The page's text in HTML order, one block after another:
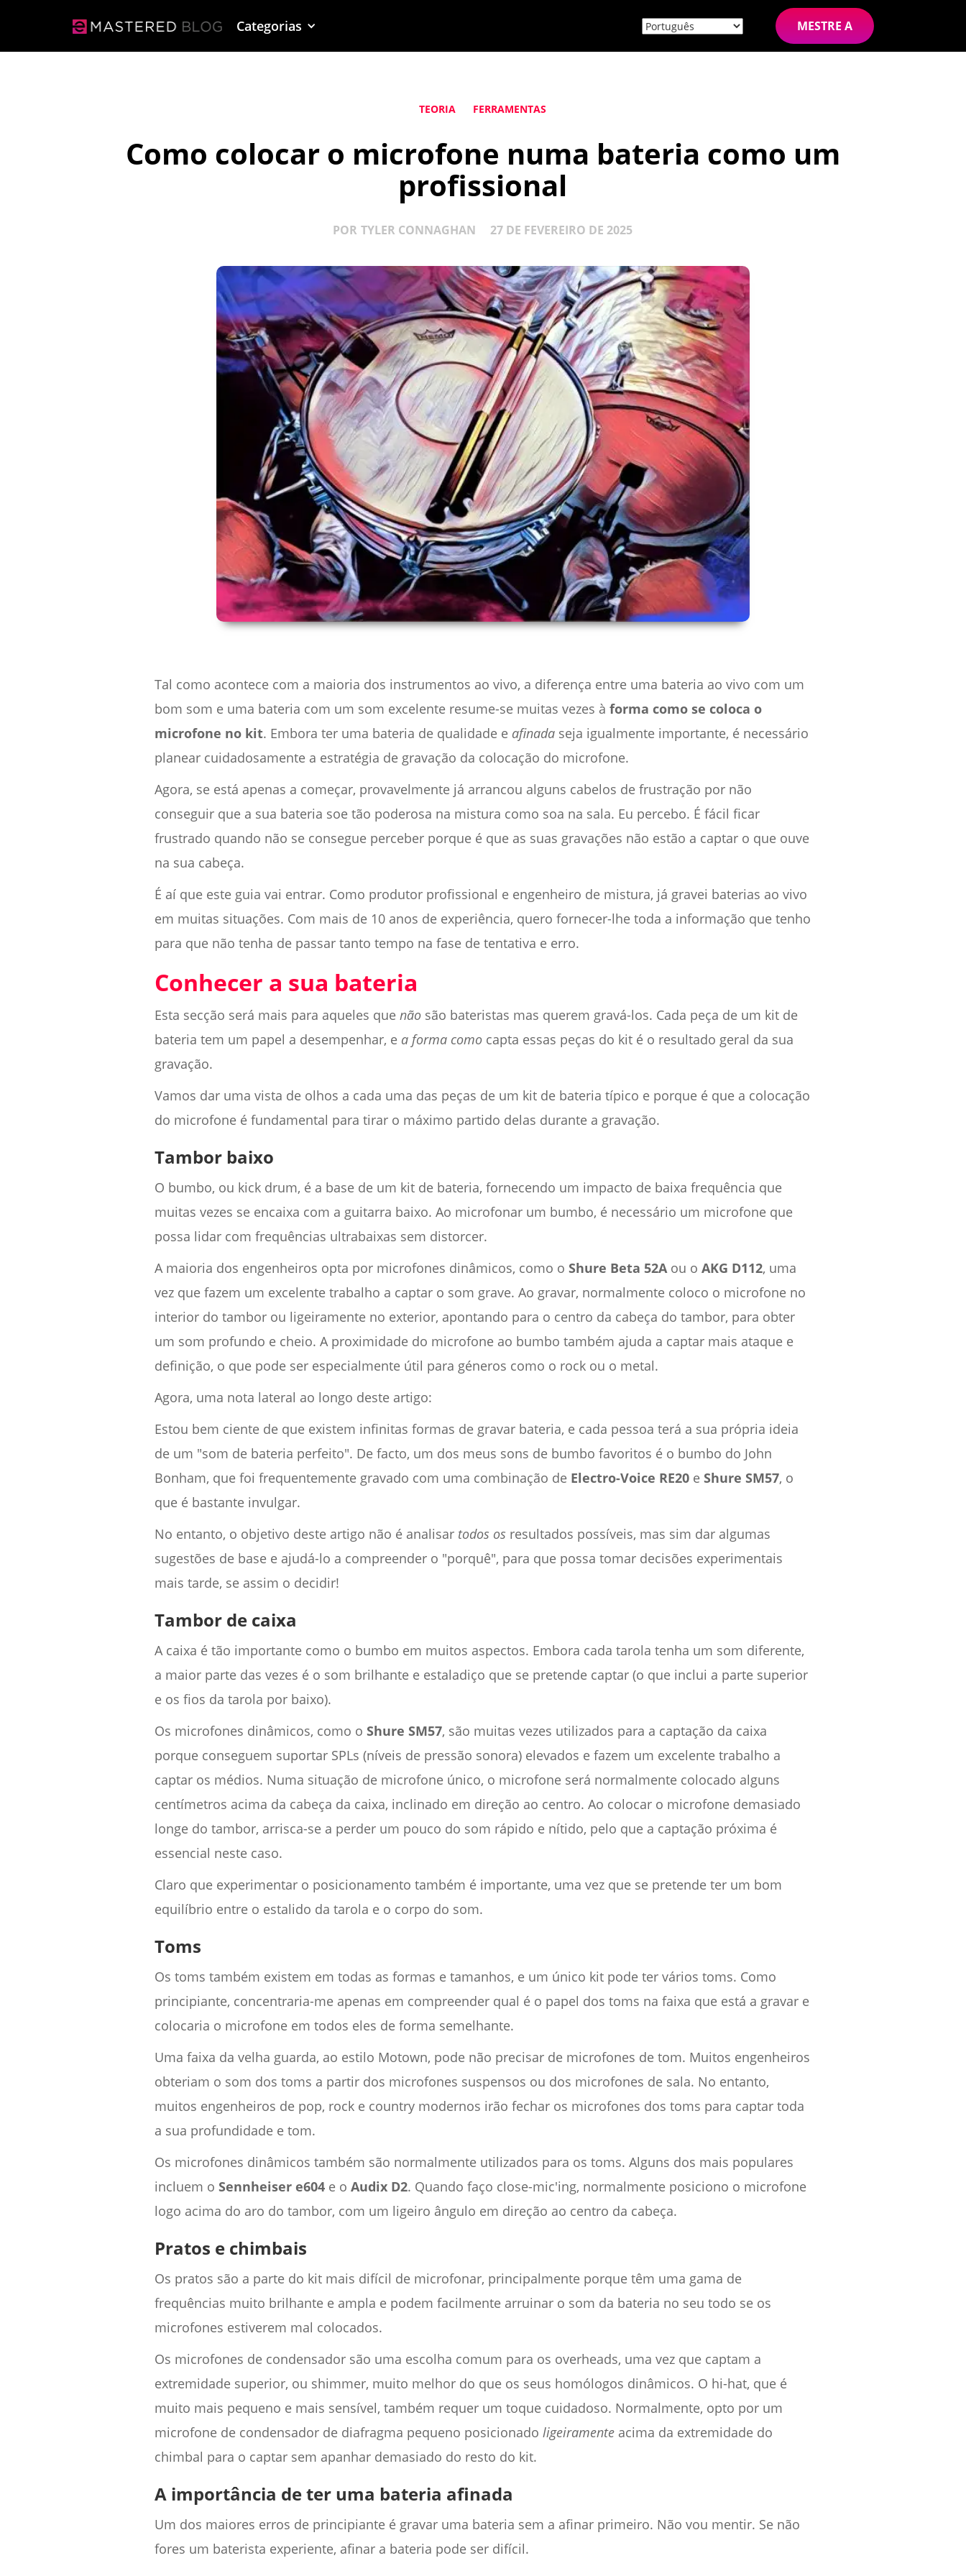
Categorias MESTRE A
TEORIA FERRAMENTAS
Como colocar o microfone numa bateria como um
profissional
POR TYLER CONNAGHAN 27 DE FEVEREIRO DE 2025
Tal como acontece com a maioria dos instrumentos ao vivo, a diferença entre uma bateria ao vivo com um
bom som e uma bateria com um som excelente resume-se muitas vezes àforma como se coloca o
microfone no kit. Embora ter uma bateria de qualidade e afinada seja igualmente importante, é necessário
planear cuidadosamente a estratégia de gravação da colocação do microfone.
Agora, se está apenas a começar, provavelmente já arrancou alguns cabelos de frustração por não
conseguir que a sua bateria soe tão poderosa na mistura como soa na sala. Eu percebo. É fácil ficar
frustrado quando não se consegue perceber porque é que as suas gravações não estão a captar o que ouve
na sua cabeça.
É aí que este guia vai entrar. Como produtor profissional e engenheiro de mistura, já gravei baterias ao vivo
em muitas situações. Com mais de 10 anos de experiência, quero fornecer-lhe toda a informação que tenho
para que não tenha de passar tanto tempo na fase de tentativa e erro.
Conhecer a sua bateria
Esta secção será mais para aqueles quenão são bateristas mas querem gravá-los. Cada peça de um kit de
bateria tem um papel a desempenhar, e a forma como capta essas peças do kit é o resultado geral da sua
gravação.
Vamos dar uma vista de olhos a cada uma das peças de um kit de bateria típico e porque é que a colocação
do microfone é fundamental para tirar o máximo partido delas durante a gravação.
Tambor baixo
O bumbo, ou kick drum, é a base de um kit de bateria, fornecendo um impacto de baixa frequência que
muitas vezes se encaixa com a guitarra baixo. Ao microfonar um bumbo, é necessário um microfone que
possa lidar com frequências ultrabaixas sem distorcer.
A maioria dos engenheiros opta por microfones dinâmicos, como oShure Beta 52Aou oAKG D112, uma
vez que fazem um excelente trabalho a captar o som grave. Ao gravar, normalmente coloco o microfone no
interior do tambor ou ligeiramente no exterior, apontando para o centro da cabeça do tambor, para obter
um som profundo e cheio. A proximidade do microfone ao bumbo também ajuda a captar mais ataque e
definição, o que pode ser especialmente útil para géneros como o rock ou o metal.
Agora, uma nota lateral ao longo deste artigo:
Estou bem ciente de que existem infinitas formas de gravar bateria, e cada pessoa terá a sua própria ideia
de um "som de bateria perfeito". De facto, um dos meus sons de bumbo favoritos é o bumbo do John
Bonham, que foi frequentemente gravado com uma combinação de Electro-Voice RE20 eShure SM57, o
que é bastante invulgar.
No entanto, o objetivo deste artigo não é analisar todos os resultados possíveis, mas sim dar algumas
sugestões de base e ajudá-lo a compreender o "porquê", para que possa tomar decisões experimentais
mais tarde, se assim o decidir!
Tambor de caixa
A caixa é tão importante como o bumbo em muitos aspectos. Embora cada tarola tenha um som diferente,
a maior parte das vezes é o som brilhante e estaladiço que se pretende captar (o que inclui a parte superior
e os fios da tarola por baixo).
Os microfones dinâmicos, como oShure SM57, são muitas vezes utilizados para a captação da caixa
porque conseguem suportar SPLs (níveis de pressão sonora) elevados e fazem um excelente trabalho a
captar os médios. Numa situação de microfone único, o microfone será normalmente colocado alguns
centímetros acima da cabeça da caixa, inclinado em direção ao centro. Ao colocar o microfone demasiado
longe do tambor, arrisca-se a perder um pouco do som rápido e nítido, pelo que a captação próxima é
essencial neste caso.
Claro que experimentar o posicionamento também é importante, uma vez que se pretende ter um bom
equilíbrio entre o estalido da tarola e o corpo do som.
Toms
Os toms também existem em todas as formas e tamanhos, e um único kit pode ter vários toms. Como
principiante, concentraria-me apenas em compreender qual é o papel dos toms na faixa que está a gravar e
colocaria o microfone em todos eles de forma semelhante.
Uma faixa da velha guarda, ao estilo Motown, pode não precisar de microfones de tom. Muitos engenheiros
obteriam o som dos toms a partir dos microfones suspensos ou dos microfones de sala. No entanto,
muitos engenheiros de pop, rock e country modernos irão fechar os microfones dos toms para captar toda
a sua profundidade e tom.
Os microfones dinâmicos também são normalmente utilizados para os toms. Alguns dos mais populares
incluem oSennheiser e604 e oAudix D2. Quando faço close-mic'ing, normalmente posiciono o microfone
logo acima do aro do tambor, com um ligeiro ângulo em direção ao centro da cabeça.
Pratos e chimbais
Os pratos são a parte do kit mais difícil de microfonar, principalmente porque têm uma gama de
frequências muito brilhante e ampla e podem facilmente arruinar o som da bateria no seu todo se os
microfones estiverem mal colocados.
Os microfones de condensador são uma escolha comum para os overheads, uma vez que captam a
extremidade superior, ou shimmer, muito melhor do que os seus homólogos dinâmicos. O hi-hat, que é
muito mais pequeno e mais sensível, também requer um toque cuidadoso. Normalmente, opto por um
microfone de condensador de diafragma pequeno posicionadoligeiramente acima da extremidade do
chimbal para o captar sem apanhar demasiado do resto do kit.
A importância de ter uma bateria afinada
Um dos maiores erros de principiante é gravar uma bateria sem a afinar primeiro. Não vou mentir. Se não
fores um baterista experiente, afinar a bateria pode ser difícil.